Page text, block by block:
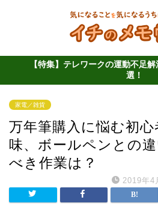
【特集】テレワークの運動不足
選！
家電／雑貨
万年筆購入に悩む初心
味、ボールペンとの
べき作業は？
2019年4